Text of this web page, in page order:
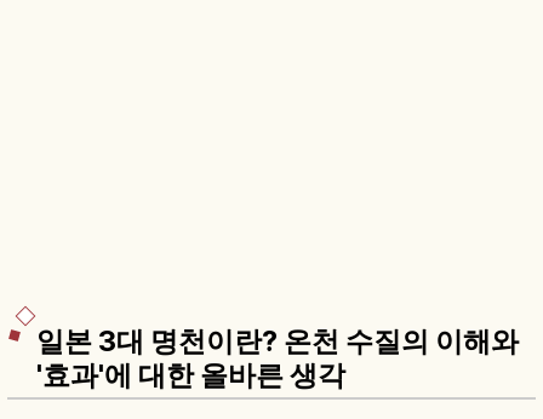
일본 3대 명천이란? 온천 수질의 이해와
'효과'에 대한 올바른 생각